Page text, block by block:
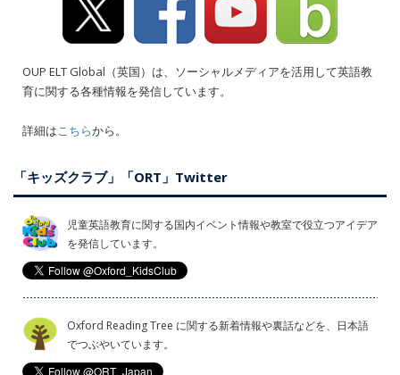
OUP ELT Global（英国）は、ソーシャルメディアを活用して英語教
育に関する各種情報を発信しています。
詳細はこちらから。
「キッズクラブ」「ORT」Twitter
児童英語教育に関する国内イベント情報や教室で役立つアイデア
を発信しています。
Oxford Reading Tree に関する新着情報や裏話などを、日本語
でつぶやいています。